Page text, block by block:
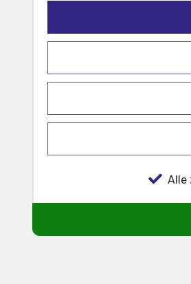
Alle